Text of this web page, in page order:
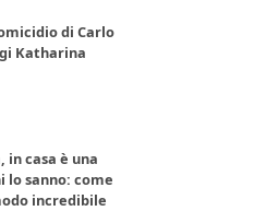
di Carlo
Katharina
in casa è una
lo sanno: come
incredibile